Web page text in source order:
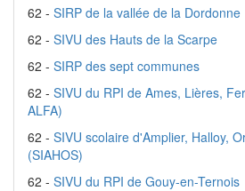
62 - SIRP de la vallée de la Dordonne
62 - SIVU des Hauts de la Scarpe
62 - SIRP des sept communes
62 - SIVU du RPI de Ames, Lières,
ALFA)
62 - SIVU scolaire d'Amplier, Halloy,
(SIAHOS)
62 - SIVU du RPI de Gouy-en-Ternois